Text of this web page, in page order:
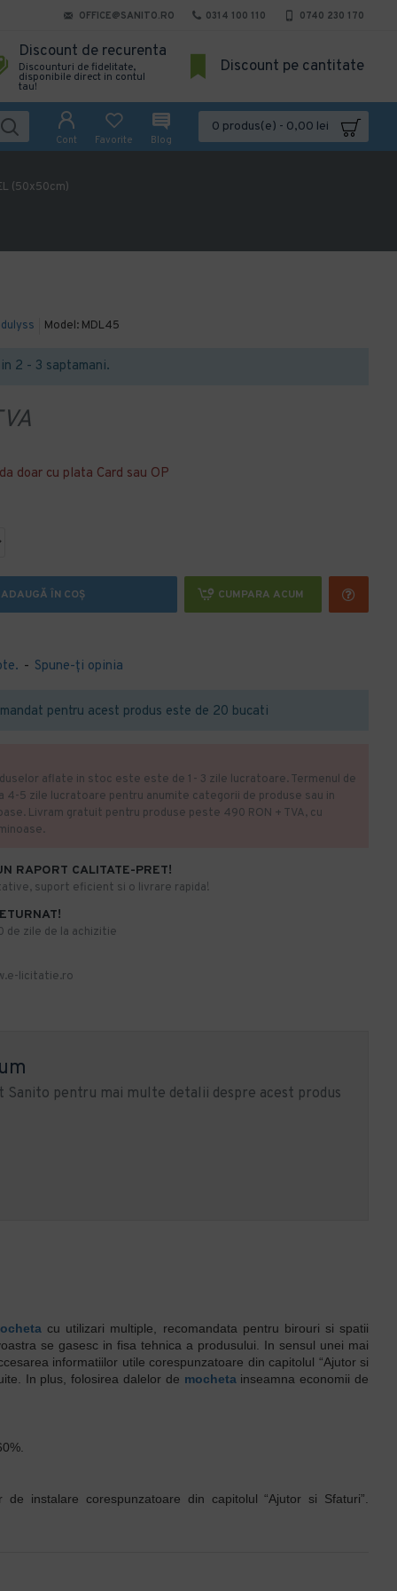
OFFICE@SANITO.RO 0314 100 110 0740 230 170
Discount de recurenta
Discounturi de fidelitate,
disponibile direct in contul
tau!
Discount pe cantitate
Cont Favorite Blog
0 produs(e) - 0,00 lei
(50x50cm)
Model: MDL45
2 - 3 saptamani.
- Spune-ţi opinia
doar cu plata Card sau OP
ADAUGĂ ÎN COŞ CUMPARA ACUM
pentru acest produs este de 20 bucati
RAPORT CALITATE-PRET!
suport eficient si o livrare rapida!
de zile de la achizitie
licitatie.ro
aflate in stoc este este de 1- 3 zile lucratoare. Termenul de
4-5 zile lucratoare pentru anumite categorii de produse sau in
Livram gratuit pentru produse peste 490 RON + TVA, cu
Sanito pentru mai multe detalii despre acest produs
cu utilizari multiple, recomandata pentru birouri si spatii
se gasesc in fisa tehnica a produsului. In sensul unei mai
informatiilor utile corespunzatoare din capitolul “Ajutor si
In plus, folosirea dalelor de mocheta inseamna economii de
instalare corespunzatoare din capitolul “Ajutor si Sfaturi”.